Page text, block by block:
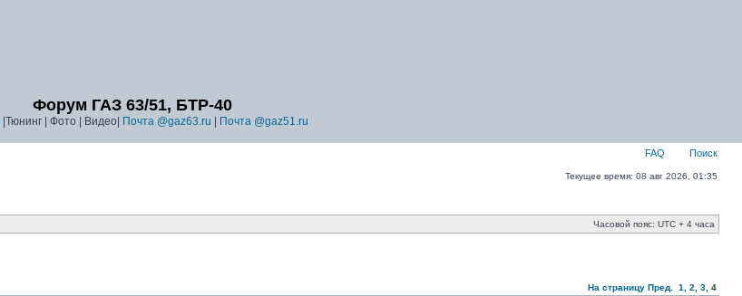
Форум ГАЗ 63/51, БТР-40
|Тюнинг | Фото | Видео| Почта @gaz63.ru Почта @gaz51.ru
FAQ Поиск
Текущее время: 08 авг 2026, 01:35
Часовой пояс: UTC + 4 часа
На страницу Пред. 1 2 3 4